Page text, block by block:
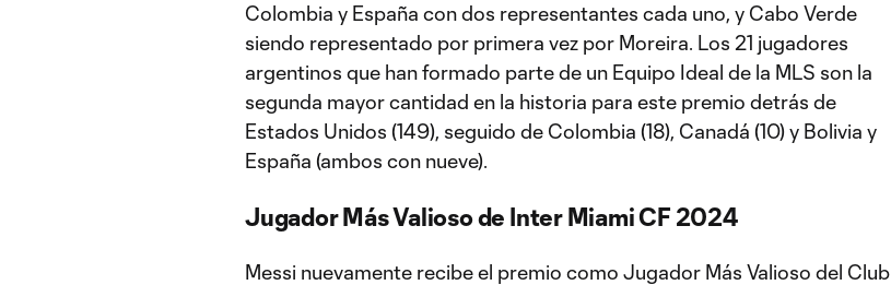
Colombia y España con dos representantes cada uno, y Cabo Verde
siendo representado por primera vez por Moreira. Los 21 jugadores
argentinos que han formado parte de un Equipo Ideal de la MLS son la
segunda mayor cantidad en la historia para este premio detrás de
Estados Unidos (149), seguido de Colombia (18), Canadá (10) y Bolivia y
España (ambos con nueve).
Jugador Más Valioso de Inter Miami CF 2024
Messi nuevamente recibe el premio como Jugador Más Valioso del Club